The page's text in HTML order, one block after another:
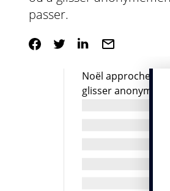
passer.
Noël approche et
glisser
leurs définitions,
contagieuse qui
devrait faire